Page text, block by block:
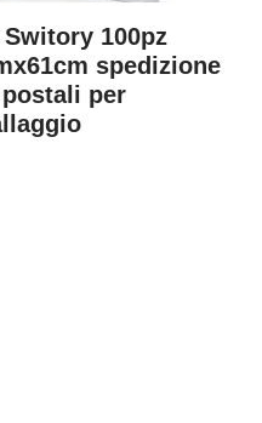
100pz
spedizione
per